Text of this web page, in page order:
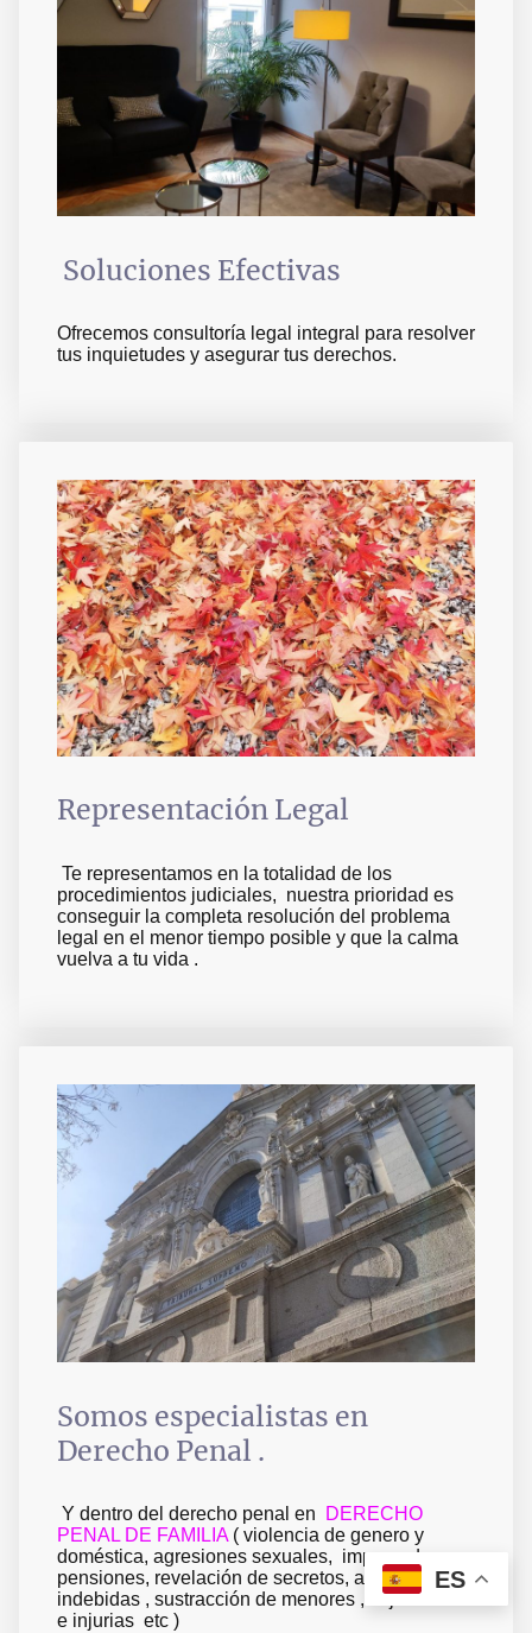
Soluciones Efectivas
Ofrecemos consultoría legal integral para resolver
tus inquietudes y asegurar tus derechos.
Representación Legal
Te representamos en la totalidad de los
procedimientos judiciales, nuestra prioridad es
conseguir la completa resolución del problema
legal en el menor tiempo posible y que la calma
vuelva a tu vida .
Somos especialistas en
Derecho Penal .
Y dentro del derecho penal en
DERECHO
PENAL DE FAMILIA( violencia de genero y
doméstica, agresiones sexuales, impago de
pensiones, revelación de secretos, apropiaciones
indebidas , sustracción de menores , vejaciones
e injurias etc )
ES